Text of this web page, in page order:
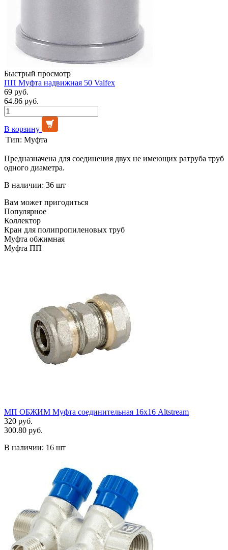
Быстрый просмотр
ПП Муфта надвижная 50 Valfex
69 руб.
64.86 руб.
В корзину
Тип: Муфта
Предназначена для соединения двух не имеющих ратруба труб
одного диаметра.
В наличии: 36 шт
Вам может пригодиться
Популярное
Коллектор
Кран для полипропиленовых труб
Муфта обжимная
Муфта ПП
МП ОБЖИМ Муфта соединительная 16х16 Altstream
320 руб.
300.80 руб.
В наличии: 16 шт